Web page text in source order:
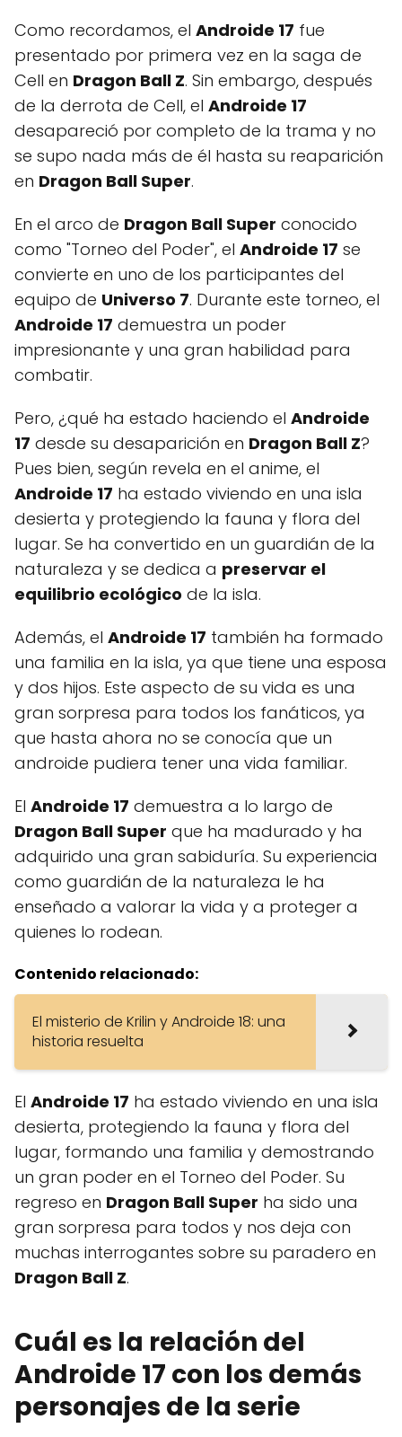
Como recordamos, el Androide 17 fue
presentado por primera vez en la saga de
Cell en Dragon Ball Z. Sin embargo, después
de la derrota de Cell, el Androide 17
desapareció por completo de la trama y no
se supo nada más de él hasta su reaparición
en Dragon Ball Super.
En el arco de Dragon Ball Super conocido
como "Torneo del Poder", el Androide 17 se
convierte en uno de los participantes del
equipo de Universo 7. Durante este torneo, el
Androide 17 demuestra un poder
impresionante y una gran habilidad para
combatir.
Pero, ¿qué ha estado haciendo el Androide
17 desde su desaparición en Dragon Ball Z?
Pues bien, según revela en el anime, el
Androide 17 ha estado viviendo en una isla
desierta y protegiendo la fauna y flora del
lugar. Se ha convertido en un guardián de la
naturaleza y se dedica a preservar el
equilibrio ecológico de la isla.
Además, el Androide 17 también ha formado
una familia en la isla, ya que tiene una esposa
y dos hijos. Este aspecto de su vida es una
gran sorpresa para todos los fanáticos, ya
que hasta ahora no se conocía que un
androide pudiera tener una vida familiar.
El Androide 17 demuestra a lo largo de
Dragon Ball Super que ha madurado y ha
adquirido una gran sabiduría. Su experiencia
como guardián de la naturaleza le ha
enseñado a valorar la vida y a proteger a
quienes lo rodean.
Contenido relacionado:
El misterio de Krilin y Androide 18: una
historia resuelta
El Androide 17 ha estado viviendo en una isla
desierta, protegiendo la fauna y flora del
lugar, formando una familia y demostrando
un gran poder en el Torneo del Poder. Su
regreso en Dragon Ball Super ha sido una
gran sorpresa para todos y nos deja con
muchas interrogantes sobre su paradero en
Dragon Ball Z.
Cuál es la relación del
Androide 17 con los demás
personajes de la serie